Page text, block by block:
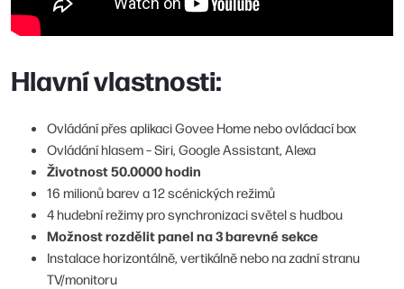
Hlavní vlastnosti:
Ovládání přes aplikaci Govee Home nebo ovládací box
Ovládání hlasem – Siri, Google Assistant, Alexa
Životnost 50.0000 hodin
16 milionů barev a 12 scénických režimů
4 hudební režimy pro synchronizaci světel s hudbou
Možnost rozdělit panel na 3 barevné sekce
Instalace horizontálně, vertikálně nebo na zadní stranu
TV/monitoru